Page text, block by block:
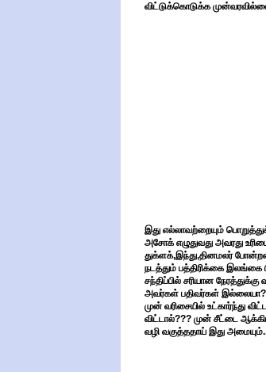
விட்டுக்கொடுக்க
இது எல்லாவற்றையும்
அசோக் எழுதுவது அவரது
துக்ளக்,இந்து,தினமலர்
நடத்தும் பத்திரிக்கை இலங்கை
சந்திப்பில் சரியான
அவர்கள் பதிவர்கள் இல்லையா?
முன் வரிசையில் உட்கார்ந்து
விட்டால்??? முன் சீட்டை
வழி வகுத்ததாய் இது